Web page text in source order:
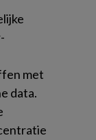
met
data.